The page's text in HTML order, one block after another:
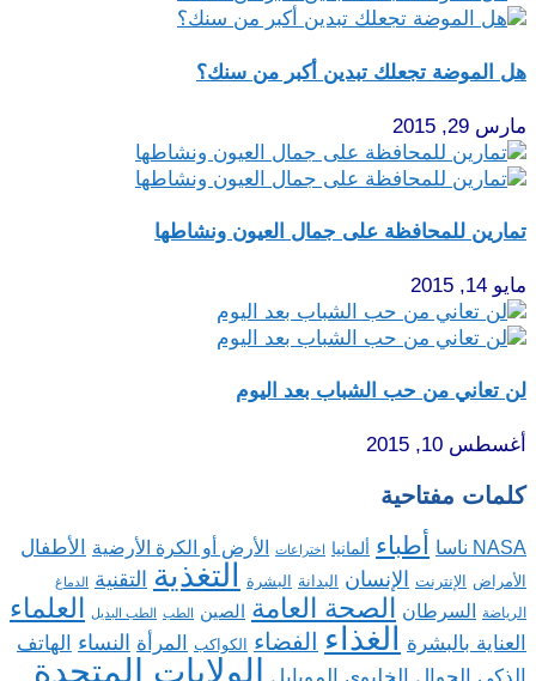
هل الموضة تجعلك تبدين أكبر من سنك؟
مارس 29, 2015
تمارين للمحافظة على جمال العيون ونشاطها
مايو 14, 2015
لن تعاني من حب الشباب بعد اليوم
أغسطس 10, 2015
كلمات مفتاحية
NASA ناسا أطباء ألمانيا اختراعات الأرض أو الكرة الأرضية الأطفال
الأمراض الإنترنت الإنسان البدانة البشرة التغذية التقنية الدماغ
الرياضة السرطان الصحة العامة الصين الطب الطب البديل العلماء
العناية بالبشرة الغذاء الفضاء الكواكب المرأة النساء
الهاتف
الذكي الجوال الخليوي الموبايل
الولايات المتحدة